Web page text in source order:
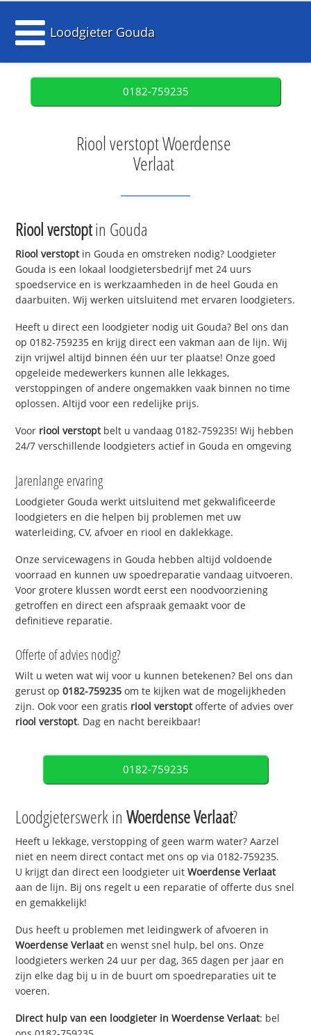
Loodgieter Gouda
0182-759235
Riool verstopt Woerdense
Verlaat
Riool verstoptin Gouda
Riool verstoptin Gouda en omstreken nodig? Loodgieter
Gouda is een lokaal loodgietersbedrijf met 24 uurs
spoedservice en is werkzaamheden in de heel Gouda en
daarbuiten. Wij werken uitsluitend met ervaren loodgieters.
Heeft u direct een loodgieter nodig uit Gouda? Bel ons dan
op 0182-759235 en krijg direct een vakman aan de lijn. Wij
zijn vrijwel altijd binnen één uur ter plaatse! Onze goed
opgeleide medewerkers kunnen alle lekkages,
verstoppingen of andere ongemakken vaak binnen no time
oplossen. Altijd voor een redelijke prijs.
Voor riool verstoptbelt u vandaag 0182-759235! Wij hebben
24/7 verschillende loodgieters actief in Gouda en omgeving
Jarenlange ervaring
Loodgieter Gouda werkt uitsluitend met gekwalificeerde
loodgieters en die helpen bij problemen met uw
waterleiding, CV, afvoer en riool en daklekkage.
Onze servicewagens in Gouda hebben altijd voldoende
voorraad en kunnen uw spoedreparatie vandaag uitvoeren.
Voor grotere klussen wordt eerst een noodvoorziening
getroffen en direct een afspraak gemaakt voor de
definitieve reparatie.
Offerte of advies nodig?
Wilt u weten wat wij voor u kunnen betekenen? Bel ons dan
gerust op0182-759235 om te kijken wat de mogelijkheden
zijn. Ook voor een gratis riool verstoptofferte of advies over
riool verstopt. Dag en nacht bereikbaar!
0182-759235
Loodgieterswerk inWoerdense Verlaat?
Heeft u lekkage, verstopping of geen warm water? Aarzel
niet en neem direct contact met ons op via 0182-759235.
U krijgt dan direct een loodgieter uitWoerdense Verlaat
aan de lijn. Bij ons regelt u een reparatie of offerte dus snel
en gemakkelijk!
Dus heeft u problemen met leidingwerk of afvoeren in
Woerdense Verlaaten wenst snel hulp, bel ons. Onze
loodgieters werken 24 uur per dag, 365 dagen per jaar en
zijn elke dag bij u in de buurt om spoedreparaties uit te
voeren.
Direct hulp van een loodgieter inWoerdense Verlaat: bel